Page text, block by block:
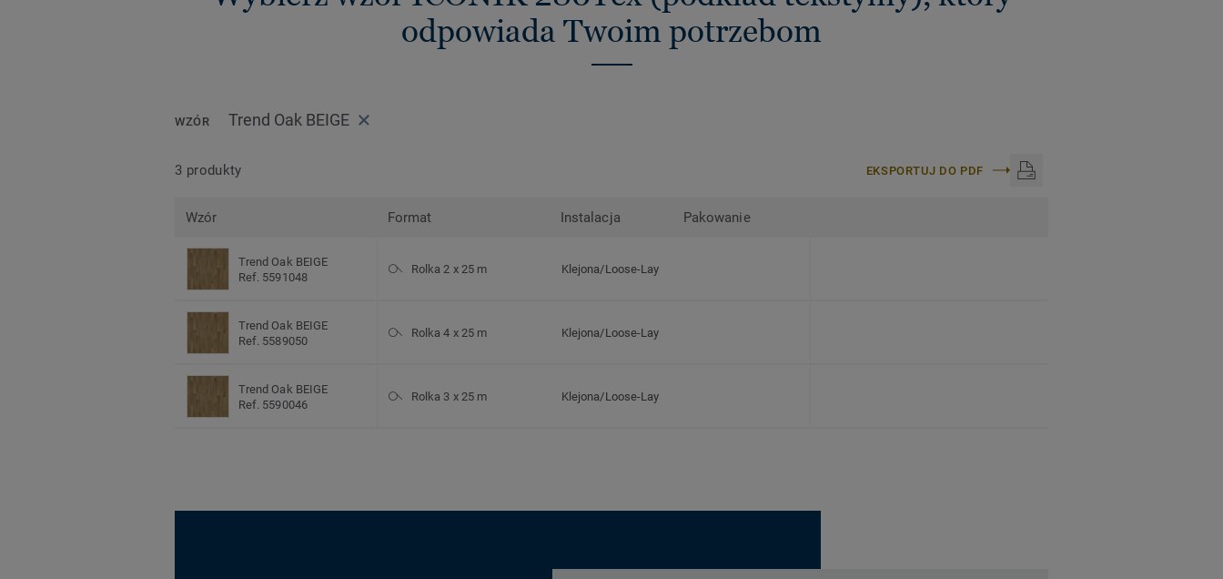
odpowiada Twoim potrzebom
WZÓR Trend Oak BEIGE
3 produkty EKSPORTUJ DO PDF
Wzór Format Instalacja Pakowanie
Trend Oak BEIGE
Ref. 5591048
Rolka 2 x 25 m Klejona/Loose-Lay
Trend Oak BEIGE
Ref. 5589050
Rolka 4 x 25 m Klejona/Loose-Lay
Trend Oak BEIGE
Ref. 5590046
Rolka 3 x 25 m Klejona/Loose-Lay